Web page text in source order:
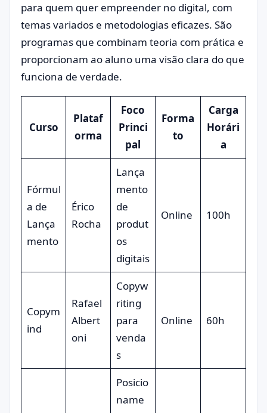
para quem quer empreender no digital, com
temas variados e metodologias eficazes. São
programas que combinam teoria com prática e
proporcionam ao aluno uma visão clara do que
funciona de verdade.
Curso
Plataf
orma
Foco
Princi
pal
Forma
to
Carga
Horári
a
Fórmul
a de
Lança
mento
Érico
Rocha
Lança
mento
de
produt
os
digitais
Online 100h
Copym
ind
Rafael
Albert
oni
Copyw
riting
para
venda
s
Online 60h
Posicio
name